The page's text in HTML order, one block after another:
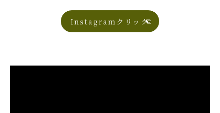
Instagramクリック